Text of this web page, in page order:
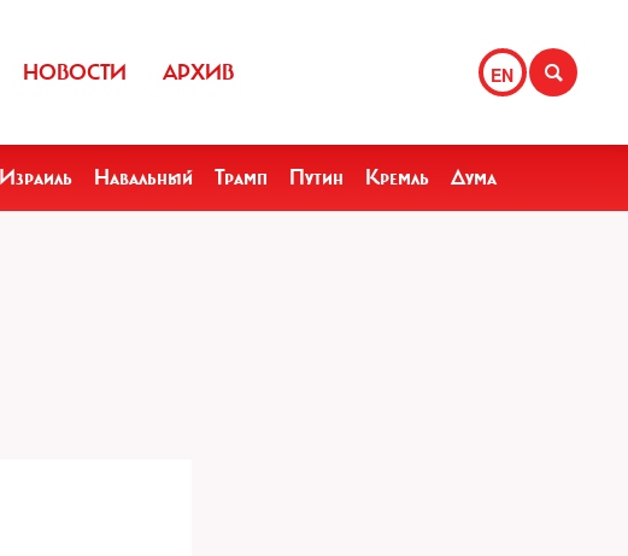
EN
НОВОСТИ АРХИВ
Израиль Навальный Трамп Путин Кремль Дума